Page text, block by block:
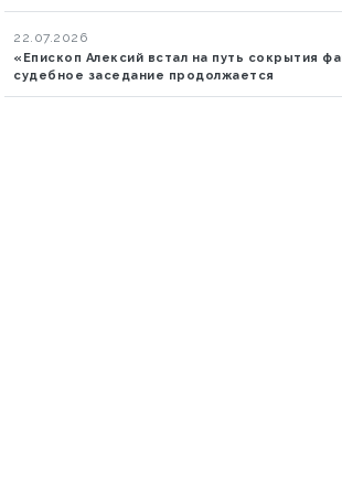
22.07.2026
«Епископ Алексий встал на путь сокрытия
судебное заседание продолжается